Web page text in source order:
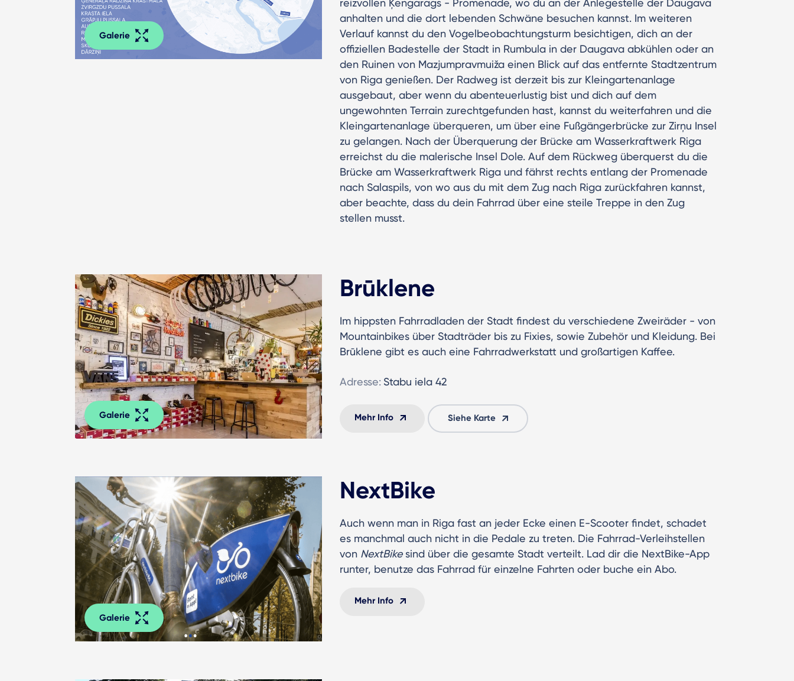
Galerie
anhalten und die dort lebenden Schwäne besuchen kannst. Im weiteren
Verlauf kannst du den Vogelbeobachtungsturm besichtigen, dich an der
offiziellen Badestelle der Stadt in Rumbula in der Daugava abkühlen oder an
den Ruinen von Mazjumpravmuiža einen Blick auf das entfernte Stadtzentrum
von Riga genießen. Der Radweg ist derzeit bis zur Kleingartenanlage
ausgebaut, aber wenn du abenteuerlustig bist und dich auf dem
ungewohnten Terrain zurechtgefunden hast, kannst du weiterfahren und die
Kleingartenanlage überqueren, um über eine Fußgängerbrücke zur Zirņu Insel
zu gelangen. Nach der Überquerung der Brücke am Wasserkraftwerk Riga
erreichst du die malerische Insel Dole. Auf dem Rückweg überquerst du die
Brücke am Wasserkraftwerk Riga und fährst rechts entlang der Promenade
nach Salaspils, von wo aus du mit dem Zug nach Riga zurückfahren kannst,
aber beachte, dass du dein Fahrrad über eine steile Treppe in den Zug
stellen musst.
Galerie
Brūklene
Im hippsten Fahrradladen der Stadt findest du verschiedene Zweiräder - von
Mountainbikes über Stadträder bis zu Fixies, sowie Zubehör und Kleidung. Bei
Brūklene gibt es auch eine Fahrradwerkstatt und großartigen Kaffee.
Adresse: Stabu iela 42
Mehr Info Siehe Karte
Galerie
NextBike
Auch wenn man in Riga fast an jeder Ecke einen E-Scooter findet, schadet
es manchmal auch nicht in die Pedale zu treten. Die Fahrrad-Verleihstellen
von NextBikesind über die gesamte Stadt verteilt. Lad dir die NextBike-App
runter, benutze das Fahrrad für einzelne Fahrten oder buche ein Abo.
Mehr Info